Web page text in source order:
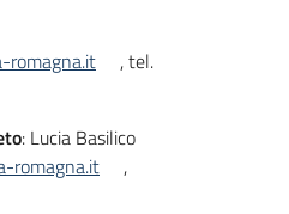
romagna.it
, tel.
: Lucia Basilico
romagna.it
,